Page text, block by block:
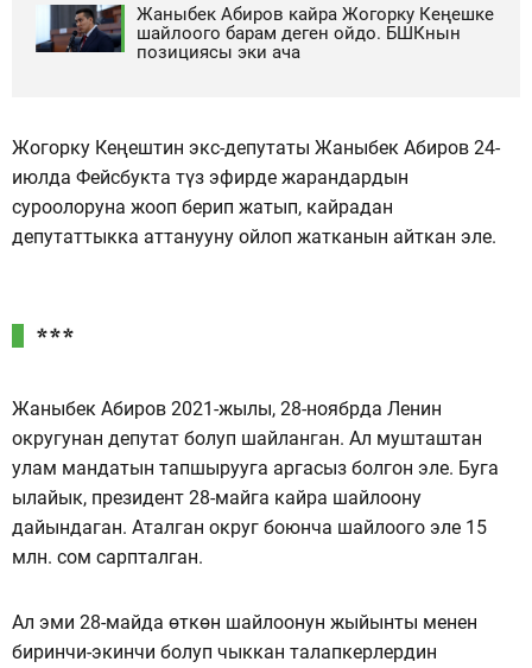
Жаныбек Абиров кайра Жогорку Кеңешке
шайлоого барам деген ойдо. БШКнын
позициясы эки ача
Жогорку Кеңештин экс-депутаты Жаныбек Абиров 24-
июлда Фейсбукта түз эфирде жарандардын
суроолоруна жооп берип жатып, кайрадан
депутаттыкка аттанууну ойлоп жатканын айткан эле.
***
Жаныбек Абиров 2021-жылы, 28-ноябрда Ленин
округунан депутат болуп шайланган. Ал мушташтан
улам мандатын тапшырууга аргасыз болгон эле. Буга
ылайык, президент 28-майга кайра шайлоону
дайындаган. Аталган округ боюнча шайлоого эле 15
млн. сом сарпталган.
Ал эми 28-майда өткөн шайлоонун жыйынты менен
биринчи-экинчи болуп чыккан талапкерлердин